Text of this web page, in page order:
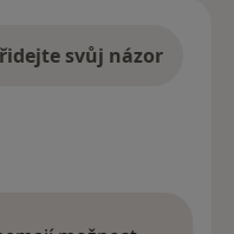
svůj názor